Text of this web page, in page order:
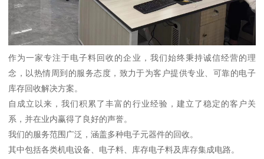
作为一家专注于电子料回收的企业，我们始终秉持诚信经营的理
念，以热情周到的服务态度，致力于为客户提供专业、可靠的电子
库存回收解决方案。
自成立以来，我们积累了丰富的行业经验，建立了稳定的客户关
系，并在业内赢得了良好的声誉。
我们的服务范围广泛，涵盖多种电子元器件的回收。
其中包括各类机电设备、电子料、库存电子料及库存集成电路。